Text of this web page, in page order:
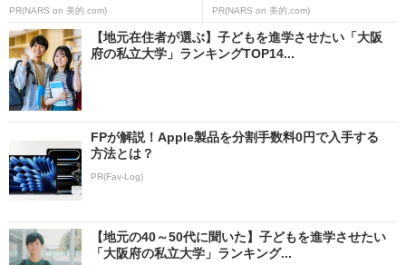
PR(NARS on 美的.com) PR(NARS on 美的.com)
【地元在住者が選ぶ】子どもを進学させたい「大阪
府の私立大学」ランキングTOP14...
FPが解説！Apple製品を分割手数料0円で入手する
方法とは？
PR(Fav-Log)
【地元の40～50代に聞いた】子どもを進学させたい
「大阪府の私立大学」ランキング...